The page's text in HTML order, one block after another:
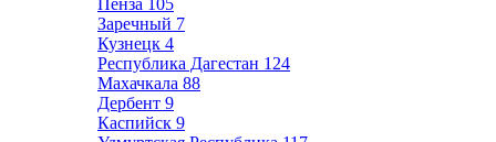
Пенза 105
Заречный 7
Кузнецк 4
Республика Дагестан 124
Махачкала 88
Дербент 9
Каспийск 9